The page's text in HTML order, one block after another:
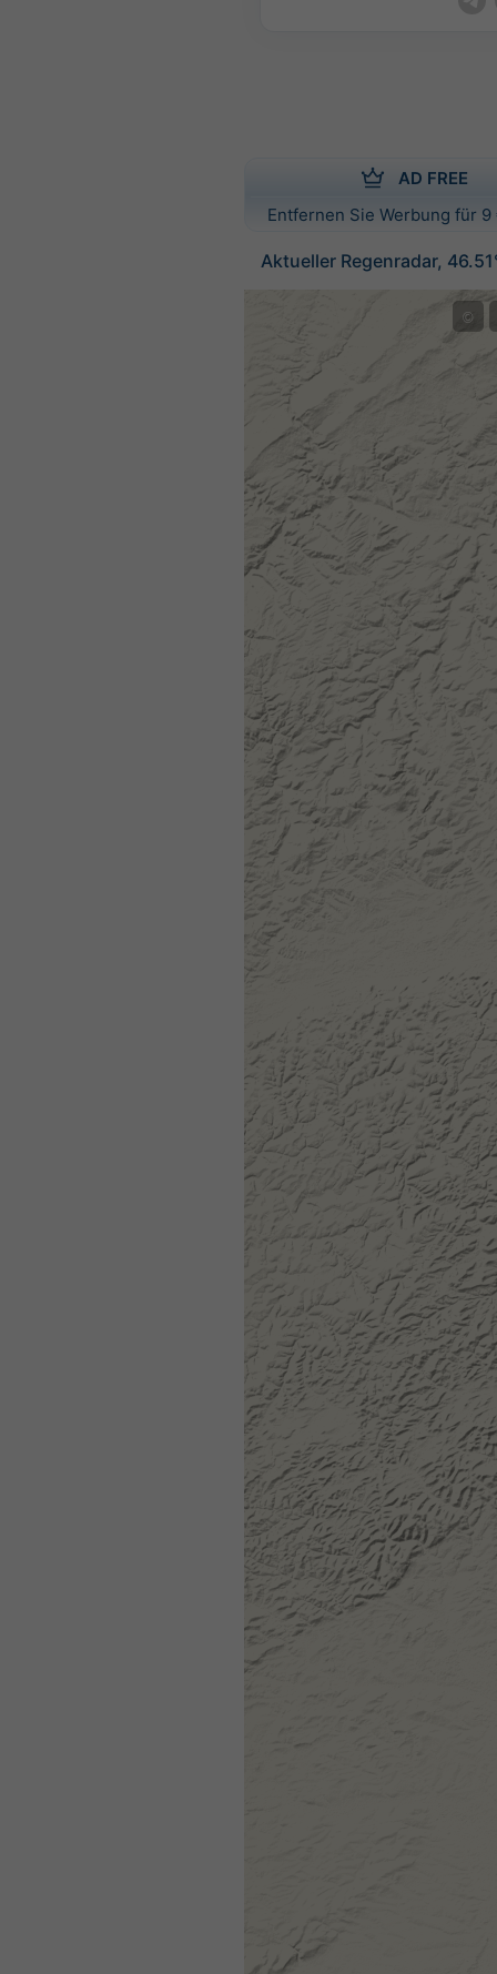
AD FREE
Entfernen Sie Werbung für
Aktueller Regenradar,
©